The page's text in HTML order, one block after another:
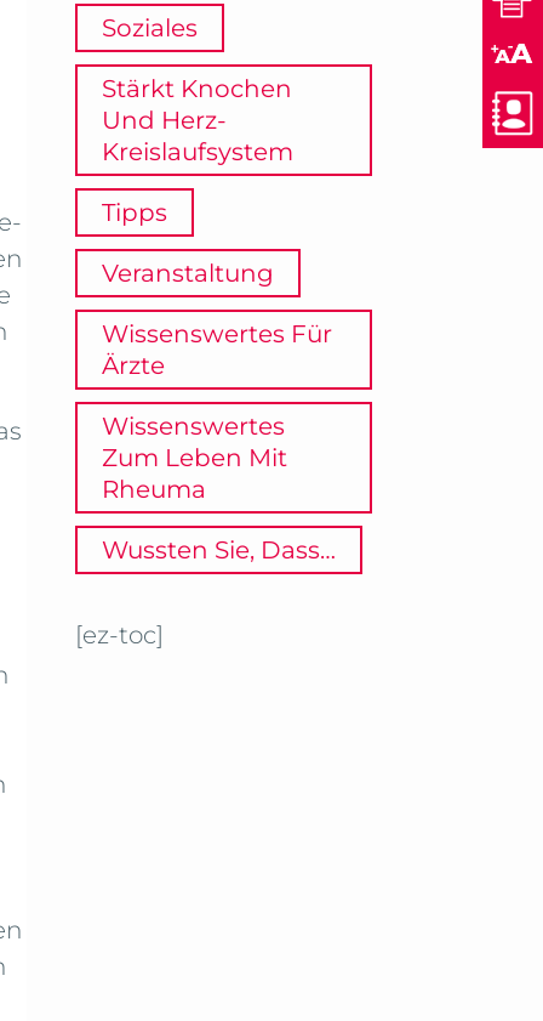
Soziales
Stärkt Knochen
Und Herz-
Kreislaufsystem
Tipps
Veranstaltung
Wissenswertes Für
Ärzte
Wissenswertes
Zum Leben Mit
Rheuma
Wussten Sie, Dass…
[ez-toc]